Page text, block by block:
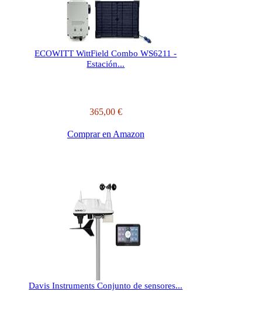
ECOWITT WittField Combo WS6211 -
Estación...
365,00 €
Comprar en Amazon
Davis Instruments Conjunto de sensores...